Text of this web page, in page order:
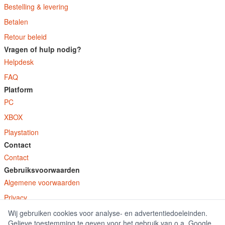
Bestelling & levering
Betalen
Retour beleid
Vragen of hulp nodig?
Helpdesk
FAQ
Platform
PC
XBOX
Playstation
Contact
Contact
Gebruiksvoorwaarden
Algemene voorwaarden
Privacy
© E-Keys B.V. 2026
Wij gebruiken cookies voor analyse- en advertentiedoeleinden.
Gelieve toestemming te geven voor het gebruik van o.a. Google